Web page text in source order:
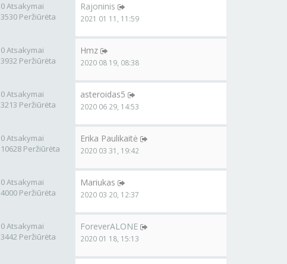
0 Atsakymai
3530 Peržiūrėta
Rajoninis
2021 01 11, 11:59
0 Atsakymai
3932 Peržiūrėta
Hmz
2020 08 19, 08:38
0 Atsakymai
3213 Peržiūrėta
asteroidas5
2020 06 29, 14:53
0 Atsakymai
10628 Peržiūrėta
Erika Paulikaitė
2020 03 31, 19:42
0 Atsakymai
4000 Peržiūrėta
Mariukas
2020 03 20, 12:37
0 Atsakymai
3442 Peržiūrėta
ForeverALONE
2020 01 18, 15:13